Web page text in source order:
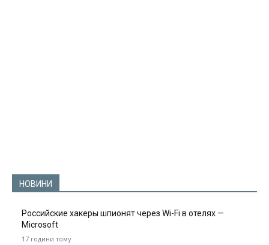
НОВИНИ
Российские хакеры шпионят через Wi-Fi в отелях —
Microsoft
17 години тому